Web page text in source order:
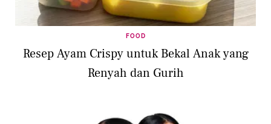
FOOD
Resep Ayam Crispy untuk Bekal Anak yang
Renyah dan Gurih